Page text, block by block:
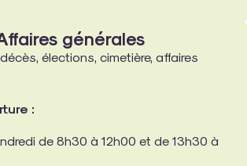
générales
élections, cimetière, affaires
:
de 8h30 à 12h00 et de 13h30 à